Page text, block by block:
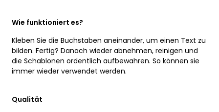
Wie funktioniert es?
Kleben Sie die Buchstaben aneinander, um einen Text zu
bilden. Fertig? Danach wieder abnehmen, reinigen und
die Schablonen ordentlich aufbewahren. So können sie
immer wieder verwendet werden.
Qualität